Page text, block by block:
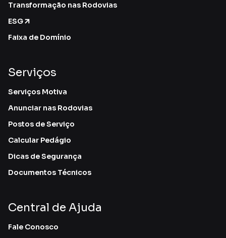
Transformação nas Rodovias
ESG
Faixa de Domínio
Serviços
Serviços Motiva
Anunciar nas Rodovias
Postos de Serviço
Calcular Pedágio
Dicas de Segurança
Documentos Técnicos
Central de Ajuda
Fale Conosco